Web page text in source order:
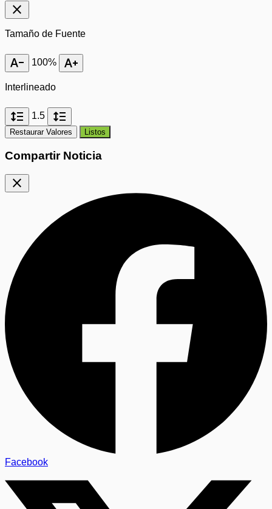
close
Tamaño de Fuente
text_decrease 100% text_increase
Interlineado
format_line_spacing 1.5 format_line_spacing
Restaurar Valores Listos
Compartir Noticia
close
Facebook